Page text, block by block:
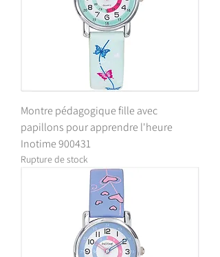
Montre pédagogique fille avec
papillons pour apprendre l'heure
Inotime 900431
Rupture de stock